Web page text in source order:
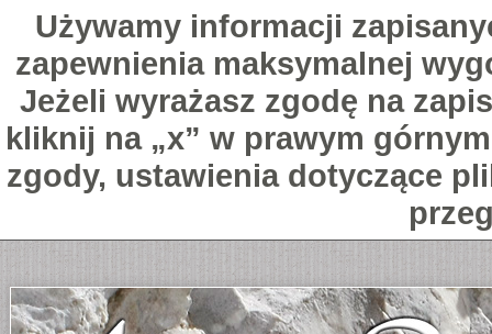
Używamy informacji
zapewnienia maksymalnej
Jeżeli wyrażasz zgodę na
kliknij na „x” w prawym
zgody, ustawienia dotyczące